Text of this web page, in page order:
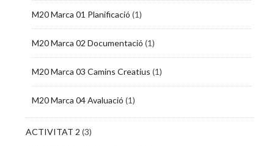
M20 Marca 01 Planificació (1)
M20 Marca 02 Documentació (1)
M20 Marca 03 Camins Creatius (1)
M20 Marca 04 Avaluació (1)
ACTIVITAT 2 (3)